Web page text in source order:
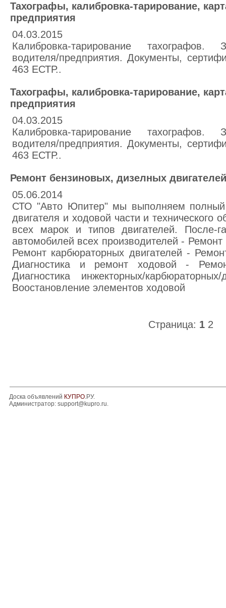
Тахографы, калибровка-тарирование,
предприятия
04.03.2015
Калибровка-тарирование тахографов.
водителя/предприятия. Документы,
463 ЕСТР..
Тахографы, калибровка-тарирование,
предприятия
04.03.2015
Калибровка-тарирование тахографов.
водителя/предприятия. Документы,
463 ЕСТР..
Ремонт бензиновых, дизелных двигателей
05.06.2014
СТО "Авто Юпитер" мы выполняем полный
двигателя и ходовой части и технического
всех марок и типов двигателей. После-
автомобилей всех производителей -
Ремонт карбюраторных двигателей -
Диагностика и ремонт ходовой -
Диагностика инжекторных/
Воостановление элементов ходовой
Страница: 1 2
Доска объявлений КУПРО.РУ.
Администратор: support@kupro.ru.